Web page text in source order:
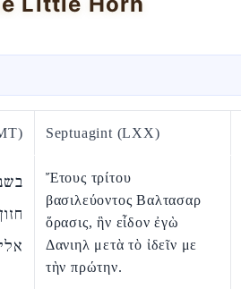
Septuagint (LXX)
Ἔτους τρίτου
βασιλεύοντος Βαλτασαρ
ὅρασις, ἣν εἶδον ἐγὼ
Δανιηλ μετὰ τὸ ἰδεῖν με
τὴν πρώτην.